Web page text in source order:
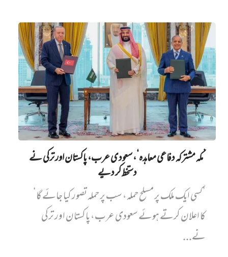
’مکہ مشترکہ دفاعی معاہدہ‘، سعودی عرب، پاکستان اور ترکی نے
دستخط کر دیے
’کسی ایک ملک پر مسلح حملہ، سب پر حملہ تصور کیا جائے گا‘
کا اعلان کرتے ہوئے سعودی عرب، پاکستان اور ترکی
نے...